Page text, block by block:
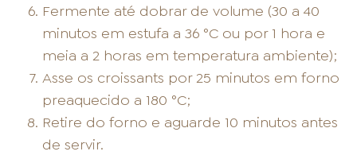
Fermente até dobrar de volume (30 a 40
minutos em estufa a 36 °C ou por 1 hora e
meia a 2 horas em temperatura ambiente);
Asse os croissants por 25 minutos em forno
preaquecido a 180 °C;
Retire do forno e aguarde 10 minutos antes
de servir.